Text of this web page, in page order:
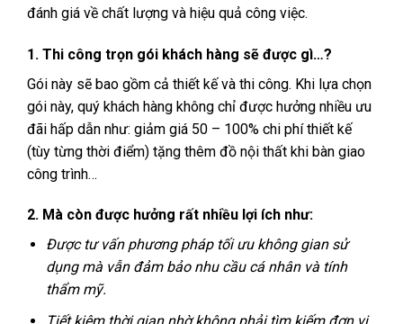
đánh giá về chất lượng và hiệu quả công việc.
1. Thi công trọn gói khách hàng sẽ được gì…?
Gói này sẽ bao gồm cả thiết kế và thi công. Khi lựa chọn
gói này, quý khách hàng không chỉ được hưởng nhiều ưu
đãi hấp dẫn như: giảm giá 50 – 100% chi phí thiết kế
(tùy từng thời điểm) tặng thêm đồ nội thất khi bàn giao
công trình…
2. Mà còn được hưởng rất nhiều lợi ích như:
Được tư vấn phương pháp tối ưu không gian sử
dụng mà vẫn đảm bảo nhu cầu cá nhân và tính
thẩm mỹ.